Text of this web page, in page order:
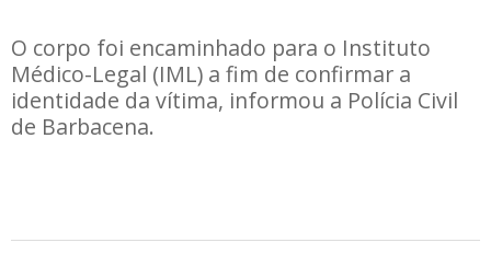
O corpo foi encaminhado para o Instituto
Médico-Legal (IML) a fim de confirmar a
identidade da vítima, informou a Polícia Civil
de Barbacena.